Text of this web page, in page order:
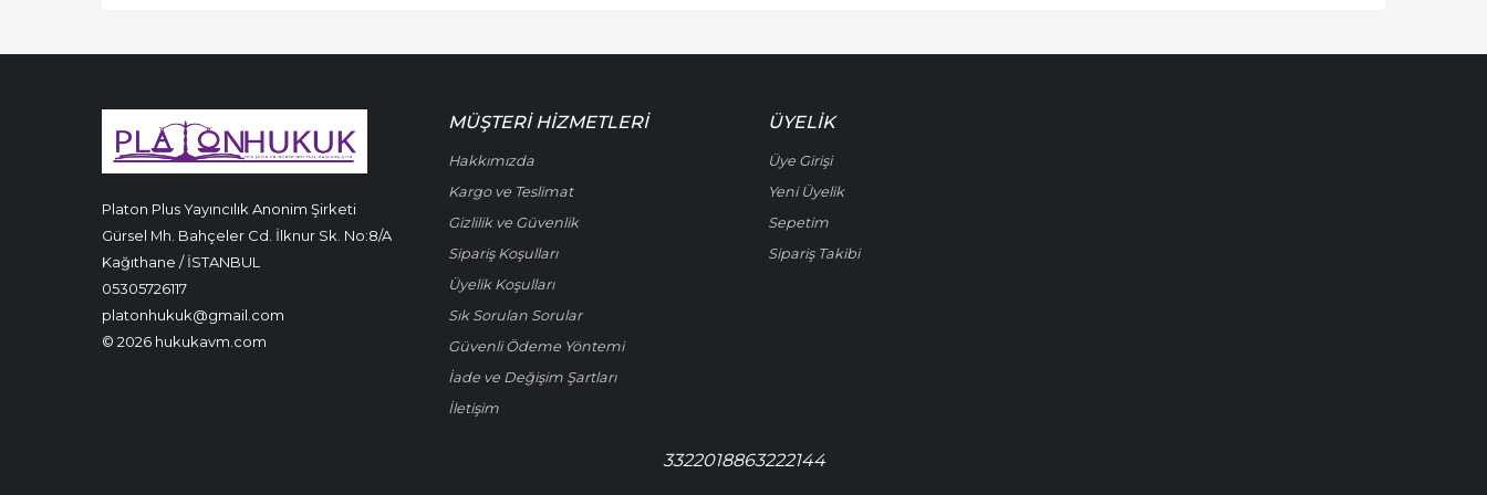
Platon Plus Yayıncılık Anonim Şirketi
Gürsel Mh. Bahçeler Cd. İlknur Sk. No:8/A
Kağıthane / İSTANBUL
05305726117
platonhukuk@gmail.com
© 2026 hukukavm.com
MÜŞTERI HIZMETLERI
Hakkımızda
Kargo ve Teslimat
Gizlilik ve Güvenlik
Sipariş Koşulları
Üyelik Koşulları
Sık Sorulan Sorular
Güvenli Ödeme Yöntemi
İade ve Değişim Şartları
İletişim
ÜYELIK
Üye Girişi
Yeni Üyelik
Sepetim
Sipariş Takibi
3322018863222144